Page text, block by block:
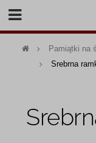
Pamiątki na
Srebrna